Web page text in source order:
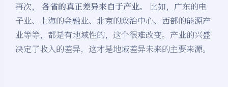
再次， 各省的真正差异来自于产业。
比如，广东的电
子业、上海的金融业、北京的政治中心、西部的能源产
业等等，都是有地域性的，这个很难改变。产业的兴盛
决定了收入的差异，这才是地域差异未来的主要来源。